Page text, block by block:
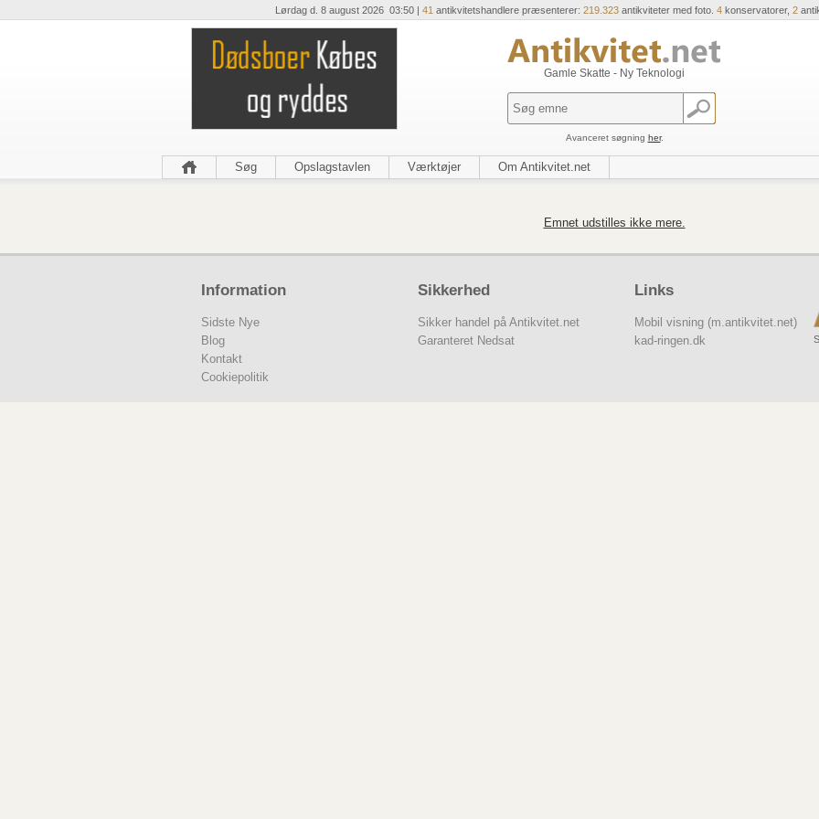
Lørdag d. 8 august 2026 03:50 | 41 antikvitetshandlere præsenterer: 219.323antikviteter med foto. 4konservatorer, 2
Gamle Skatte - Ny Teknologi
Avanceret søgning her.
Søg Opslagstavlen Værktøjer Om Antikvitet.net
Emnet udstilles ikke mere.
Information
Sidste Nye
Blog
Kontakt
Cookiepolitik
Sikkerhed
Sikker handel på Antikvitet.net
Garanteret Nedsat
Links
Mobil visning (m.antikvitet.net)
kad-ringen.dk